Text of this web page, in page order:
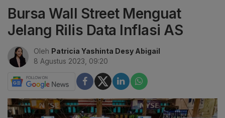
Bursa Wall Street Menguat
Jelang Rilis Data Inflasi AS
Oleh Patricia Yashinta Desy Abigail
8 Agustus 2023, 09:20